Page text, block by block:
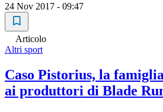
24 Nov 2017 - 09:47
Articolo
Altri sport
Caso Pistorius, la
ai produttori di Blade